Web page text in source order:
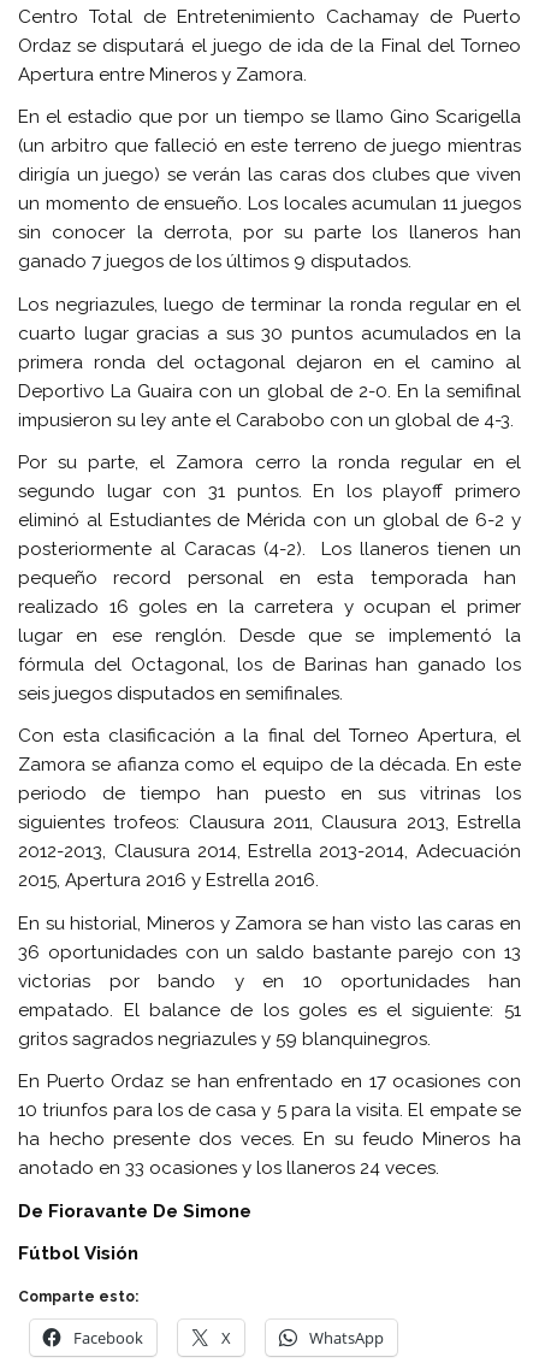
Centro Total de Entretenimiento Cachamay de Puerto
Ordaz se disputará el juego de ida de la Final del Torneo
Apertura entre Mineros y Zamora.
En el estadio que por un tiempo se llamo Gino Scarigella
(un arbitro que falleció en este terreno de juego mientras
dirigía un juego) se verán las caras dos clubes que viven
un momento de ensueño. Los locales acumulan 11 juegos
sin conocer la derrota, por su parte los llaneros han
ganado 7 juegos de los últimos 9 disputados.
Los negriazules, luego de terminar la ronda regular en el
cuarto lugar gracias a sus 30 puntos acumulados en la
primera ronda del octagonal dejaron en el camino al
Deportivo La Guaira con un global de 2-0. En la semifinal
impusieron su ley ante el Carabobo con un global de 4-3.
Por su parte, el Zamora cerro la ronda regular en el
segundo lugar con 31 puntos. En los playoff primero
eliminó al Estudiantes de Mérida con un global de 6-2 y
posteriormente al Caracas (4-2). Los llaneros tienen un
pequeño record personal en esta temporada han
realizado 16 goles en la carretera y ocupan el primer
lugar en ese renglón. Desde que se implementó la
fórmula del Octagonal, los de Barinas han ganado los
seis juegos disputados en semifinales.
Con esta clasificación a la final del Torneo Apertura, el
Zamora se afianza como el equipo de la década. En este
periodo de tiempo han puesto en sus vitrinas los
siguientes trofeos: Clausura 2011, Clausura 2013, Estrella
2012-2013, Clausura 2014, Estrella 2013-2014, Adecuación
2015, Apertura 2016 y Estrella 2016.
En su historial, Mineros y Zamora se han visto las caras en
36 oportunidades con un saldo bastante parejo con 13
victorias por bando y en 10 oportunidades han
empatado. El balance de los goles es el siguiente: 51
gritos sagrados negriazules y 59 blanquinegros.
En Puerto Ordaz se han enfrentado en 17 ocasiones con
10 triunfos para los de casa y 5 para la visita. El empate se
ha hecho presente dos veces. En su feudo Mineros ha
anotado en 33 ocasiones y los llaneros 24 veces.
De Fioravante De Simone
Fútbol Visión
Comparte esto:
Facebook X WhatsApp